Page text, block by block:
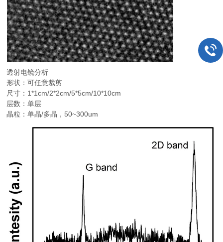
透射电镜分析
形状：可任意裁剪
尺寸：1*1cm/2*2cm/5*5cm/10*10cm
层数：单层
晶粒：单晶/多晶，50~300um